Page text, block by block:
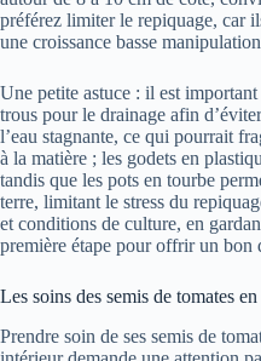
préférez limiter le repiquage, car
une croissance basse
Une petite astuce : il est
trous pour le drainage afin
l’eau stagnante, ce qui pourrait
à la matière ; les godets en
tandis que les pots en tourbe
terre, limitant le stress du
et conditions de culture, en
première étape pour offrir un bon
Les soins des semis de tomates
Prendre soin de ses semis de